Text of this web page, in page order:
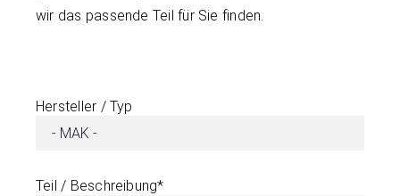
wir das passende Teil für Sie finden.
Hersteller / Typ
Teil / Beschreibung*